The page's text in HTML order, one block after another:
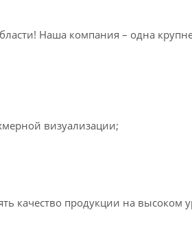
Наша компания – одна
визуализации;
качество продукции на высоком